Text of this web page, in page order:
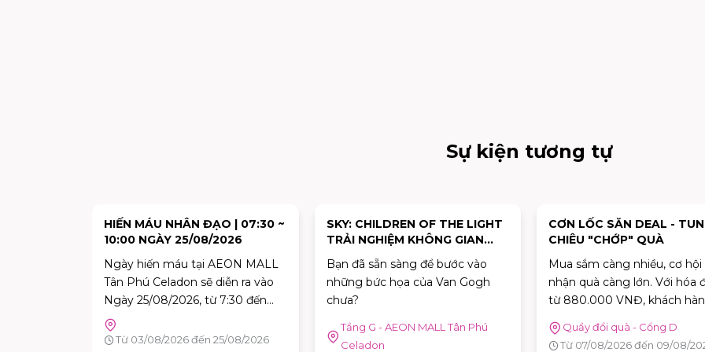
Sự kiện tương tự
HIẾN MÁU NHÂN ĐẠO | 07:30 ~
10:00 NGÀY 25/08/2026
Ngày hiến máu tại AEON MALL
Tân Phú Celadon sẽ diễn ra vào
Ngày 25/08/2026, từ 7:30 đến
10:00. Đây là dịp tuyệt vời để mỗi
người trong chúng ta góp phần
Từ 03/08/2026 đến 25/08/2026
SKY: CHILDREN OF THE LIGHT
TRẢI NGHIỆM KHÔNG GIAN
NGHỆ THUẬT "VAN GOGH
THƯƠNG MẾN"
Bạn đã sẵn sàng để bước vào
những bức họa của Van Gogh
chưa?
Tầng G - AEON MALL Tân Phú
Celadon
CƠN LỐC SĂN DEAL -
CHIÊU "CHỚP" QUÀ
Mua sắm càng nhiều, cơ hội
nhận quà càng lớn. Với hóa
từ 880.000 VNĐ, khách
được tham gia trò chơi "Cơn
Deal" để thử thách phản xạ,
Quầy đổi quà - Cổng D
Từ 07/08/2026 đến 09/08/